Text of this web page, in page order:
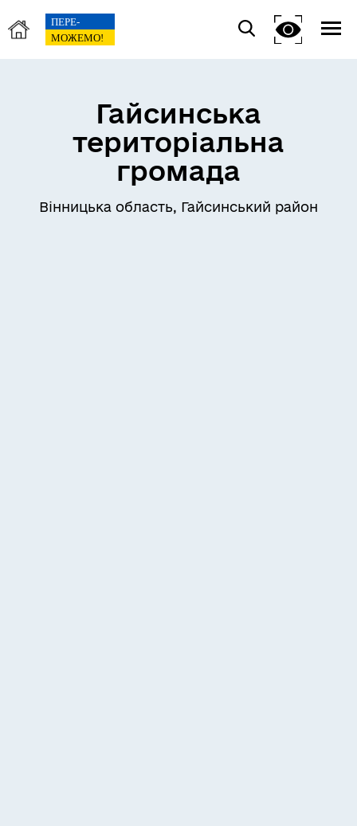
Гайсинська
територіальна
громада
Вінницька область, Гайсинський район